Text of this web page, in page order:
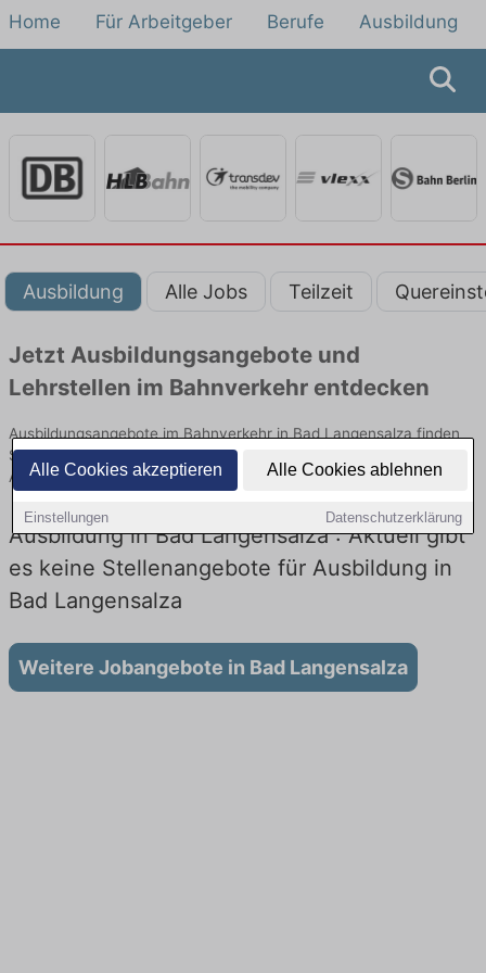
Alle Cookies akzeptieren Alle Cookies ablehnen
Einstellungen Datenschutzerklärung
Home Für Arbeitgeber Berufe Ausbildung
Ausbildung Alle Jobs Teilzeit
Jetzt Ausbildungsangebote und
Lehrstellen im Bahnverkehr entdecken
Ausbildungsangebote im Bahnverkehr in Bad Langensalza finden
Sie von namhaften Firmen. Entdecken Sie freie Optionen von Top-
Arbeitgebern und bewerben Sie sich noch heute.
Ausbildung in Bad Langensalza : Aktuell gibt
es keine Stellenangebote für Ausbildung in
Bad Langensalza
Weitere Jobangebote in Bad Langensalza